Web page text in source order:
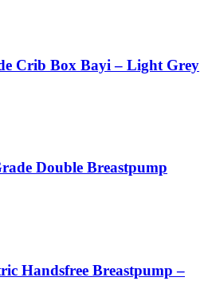
Crib Box Bayi – Light Grey
Double Breastpump
Handsfree Breastpump –